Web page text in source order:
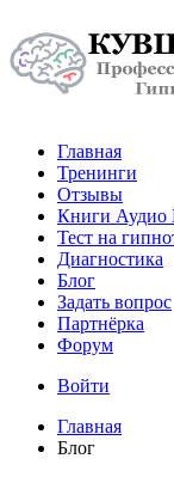
Главная
Тренинги
Отзывы
Книги Аудио
Тест на
Диагностика
Блог
Задать вопрос
Партнёрка
Форум
Войти
Главная
Блог